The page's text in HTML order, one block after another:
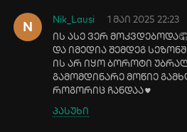
N Nik_Lausi
1 მაი 2025 22:23
ის ასე ვერ
და იმედია შემდეგ
ის არ იყო ბოროტი
გამომდინარე მოწიე
როგორიც ჩანდაა♥️
პასუხი